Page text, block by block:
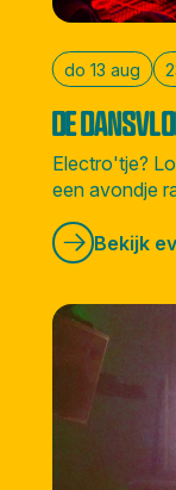
do 13 aug
DE
Electro'tje?
een avondje
Bekijk